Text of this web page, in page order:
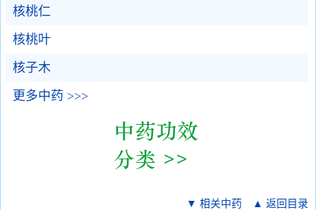
核桃仁
核桃叶
核子木
更多中药 >>>
▼ 相关中药 ▲ 返回目录